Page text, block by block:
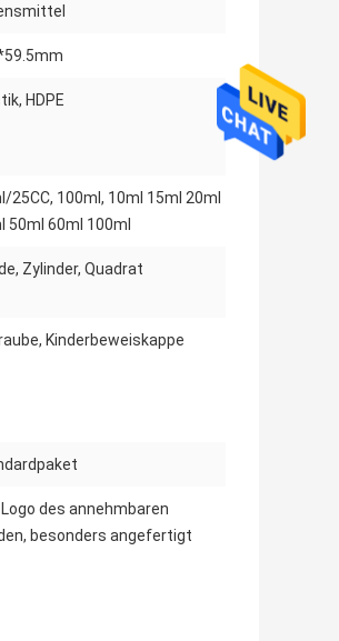
HDPE
25CC, 100ml, 10ml 15ml 20ml
50ml 60ml 100ml
Zylinder, Quadrat
Kinderbeweiskappe
Logo des annehmbaren
besonders angefertigt